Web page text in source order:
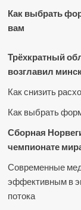
Как выбрать
вам
Трёхкратный
возглавил
Как снизить
Как выбрать
Сборная
чемпионате
Современные
эффективным в
потока